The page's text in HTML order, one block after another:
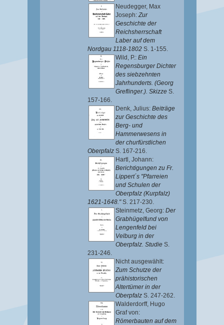
Neudegger, Max
Joseph:Zur
Geschichte der
Reichsherrschaft
Laber auf dem
Nordgau 1118-1802 S. 1-155.
Wild, P.: Ein
Regensburger Dichter
des siebzehnten
Jahrhunderts. (Georg
Greflinger.). Skizze S.
157-166.
Denk, Julius: Beiträge
zur Geschichte des
Berg- und
Hammerwesens in
der churfürstlichen
Oberpfalz S. 167-216.
Hartl, Johann:
Berichtigungen zu Fr.
Lippert´s "Pfarreien
und Schulen der
Oberpfalz (Kurpfalz)
1621-1648."S. 217-230.
Steinmetz, Georg: Der
Grabhügelfund von
Lengenfeld bei
Velburg in der
Oberpfalz. Studie S.
231-246.
Nicht ausgewählt:
Zum Schutze der
prähistorischen
Altertümer in der
Oberpfalz S. 247-262.
Walderdorff, Hugo
Graf von:
Römerbauten auf dem